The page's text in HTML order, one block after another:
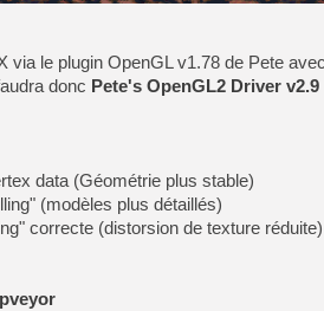
via le plugin OpenGL v1.78 de Pete
donc Pete's OpenGL2 Driver v2.9
data (Géométrie plus stable)
(modèles plus détaillés)
correcte (distorsion de texture réduite)